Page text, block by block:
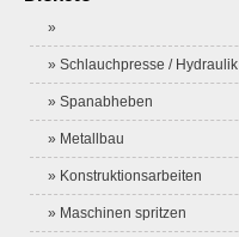
»
» Schlauchpresse / Hydraulik
» Spanabheben
» Metallbau
» Konstruktionsarbeiten
» Maschinen spritzen